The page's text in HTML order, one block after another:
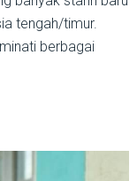
tengah/timur.
berbagai